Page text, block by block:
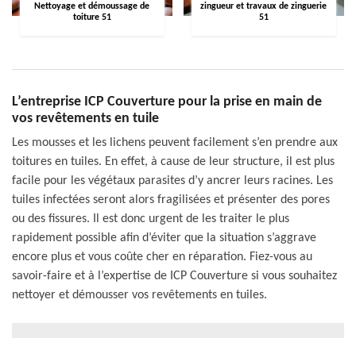
Nettoyage et démoussage de
toiture 51
zingueur et travaux de zinguerie
51
L’entreprise ICP Couverture pour la prise en main de
vos revêtements en tuile
Les mousses et les lichens peuvent facilement s’en prendre aux
toitures en tuiles. En effet, à cause de leur structure, il est plus
facile pour les végétaux parasites d’y ancrer leurs racines. Les
tuiles infectées seront alors fragilisées et présenter des pores
ou des fissures. Il est donc urgent de les traiter le plus
rapidement possible afin d’éviter que la situation s’aggrave
encore plus et vous coûte cher en réparation. Fiez-vous au
savoir-faire et à l’expertise de ICP Couverture si vous souhaitez
nettoyer et démousser vos revêtements en tuiles.